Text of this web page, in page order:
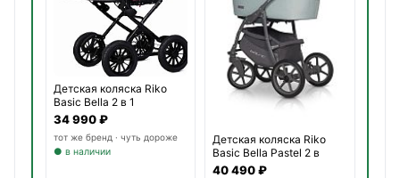
Детская коляска Riko
Basic Bella 2 в 1
34 990 ₽
тот же бренд · чуть дороже
● в наличии
Детская коляска Riko
Basic Bella Pastel 2 в
40 490 ₽